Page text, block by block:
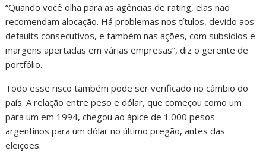
“Quando você olha para as agências de rating, elas não
recomendam alocação. Há problemas nos títulos, devido aos
defaults consecutivos, e também nas ações, com subsídios e
margens apertadas em várias empresas”, diz o gerente de
portfólio.
Todo esse risco também pode ser verificado no câmbio do
país. A relação entre peso e dólar, que começou como um
para um em 1994, chegou ao ápice de 1.000 pesos
argentinos para um dólar no último pregão, antes das
eleições.